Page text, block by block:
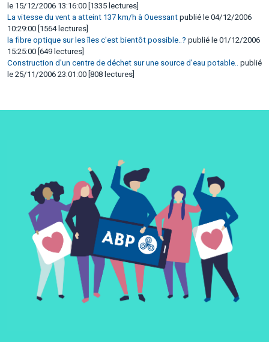
le 15/12/2006 13:16:00 [1335 lectures]
La vitesse du vent a atteint 137 km/h à Ouessant publié le 04/12/2006
10:29:00 [1564 lectures]
la fibre optique sur les îles c'est bientôt possible..? publié le 01/12/2006
15:25:00 [649 lectures]
Construction d'un centre de déchet sur une source d'eau potable.. publié
le 25/11/2006 23:01:00 [808 lectures]